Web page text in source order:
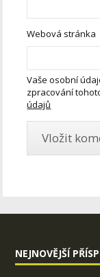
Webová stránka
Vaše osobní
zpracování
údajů
NEJNOVĚJŠÍ